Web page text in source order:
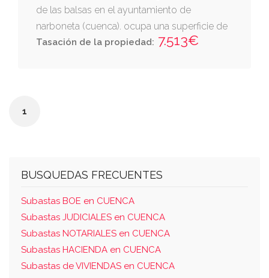
de las balsas en el ayuntamiento de
narboneta (cuenca). ocupa una superficie de
ocho hectareas, ochenta y cinco areas y
Tasación de la propiedad: 7.513€
1
BUSQUEDAS FRECUENTES
Subastas BOE en CUENCA
Subastas JUDICIALES en CUENCA
Subastas NOTARIALES en CUENCA
Subastas HACIENDA en CUENCA
Subastas de VIVIENDAS en CUENCA